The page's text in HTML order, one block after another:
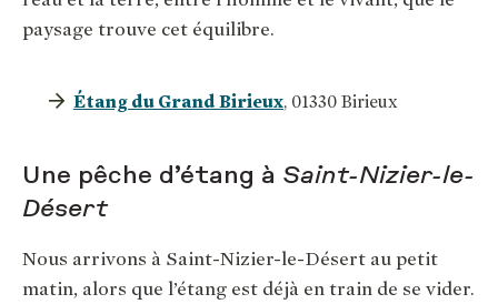
paysage trouve cet équilibre.
Étang du Grand Birieux, 01330 Birieux
Une pêche d’étang à Saint-Nizier-le-
Désert
Nous arrivons à Saint-Nizier-le-Désert au petit
matin, alors que l’étang est déjà en train de se vider.